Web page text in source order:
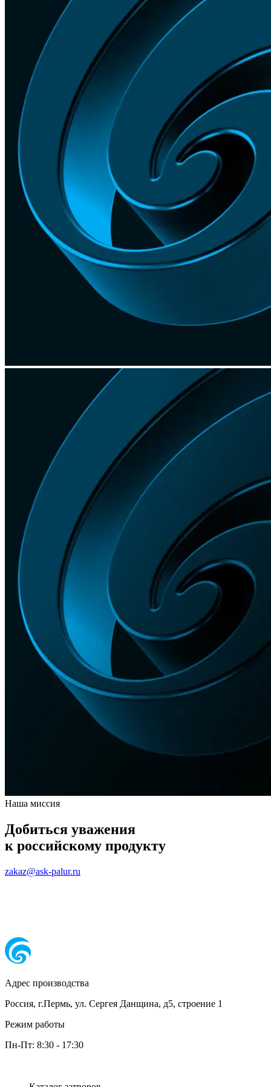
Наша миссия
Добиться уважения
к российскому продукту
zakaz@ask-palur.ru
Адрес производства
Россия, г.Пермь, ул. Сергея Данщина, д5, строение 1
Режим работы
Пн-Пт: 8:30 - 17:30